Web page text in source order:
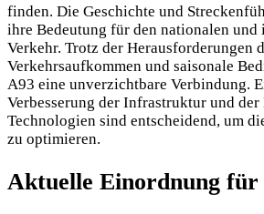
finden. Die Geschichte und
ihre Bedeutung für den nationalen und
Verkehr. Trotz der Herausforderungen
Verkehrsaufkommen und saisonale
A93 eine unverzichtbare Verbindung.
Verbesserung der Infrastruktur und der
Technologien sind entscheidend, um
zu optimieren.
Aktuelle Einordnung für